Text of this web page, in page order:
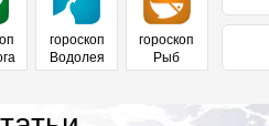
гороскоп
Водолея
гороскоп
Рыб